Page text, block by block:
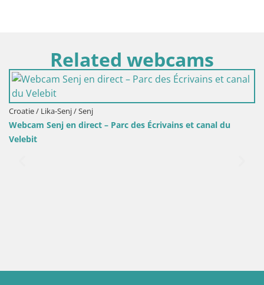
Related webcams
Écrivains et canal du Webcam lac de Velenje – Vue en